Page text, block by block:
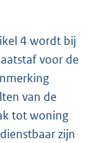
4 wordt bij
voor de
van de
tot woning
zijn